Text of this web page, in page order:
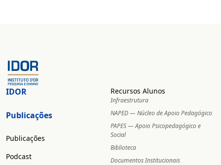
IDOR
Publicações
Publicações
Podcast
Recursos Alunos
Infraestrutura
NAPED — Núcleo de Apoio Pedagógico
PAPES — Apoio Psicopedagógico e
Social
Biblioteca
Documentos Institucionais